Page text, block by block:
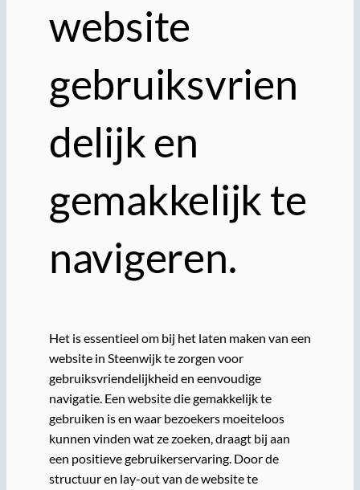
website
gebruiksvrien
delijk en
gemakkelijk te
navigeren.
Het is essentieel om bij het laten maken van een
website in Steenwijk te zorgen voor
gebruiksvriendelijkheid en eenvoudige
navigatie. Een website die gemakkelijk te
gebruiken is en waar bezoekers moeiteloos
kunnen vinden wat ze zoeken, draagt bij aan
een positieve gebruikerservaring. Door de
structuur en lay-out van de website te